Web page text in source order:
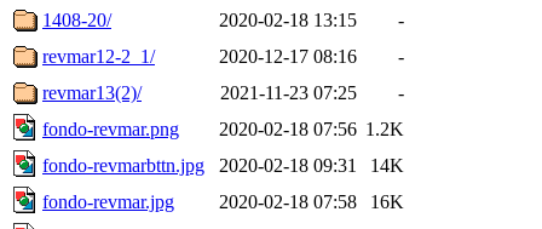
1408-20/
2020-02-18 13:15
-
revmar12-2_1/
2020-12-17 08:16
-
revmar13(2)/
2021-11-23 07:25
-
fondo-revmar.png
2020-02-18 07:56 1.2K
fondo-revmarbttn.jpg
2020-02-18 09:31
14K
fondo-revmar.jpg
2020-02-18 07:58
16K